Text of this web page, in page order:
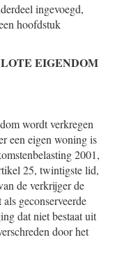
ingevoegd,
hoofdstuk
EIGENDOM
wordt verkregen
een eigen woning is
2001,
25, twintigste lid,
de verkrijger de
geconserveerde
dat niet bestaat uit
door het